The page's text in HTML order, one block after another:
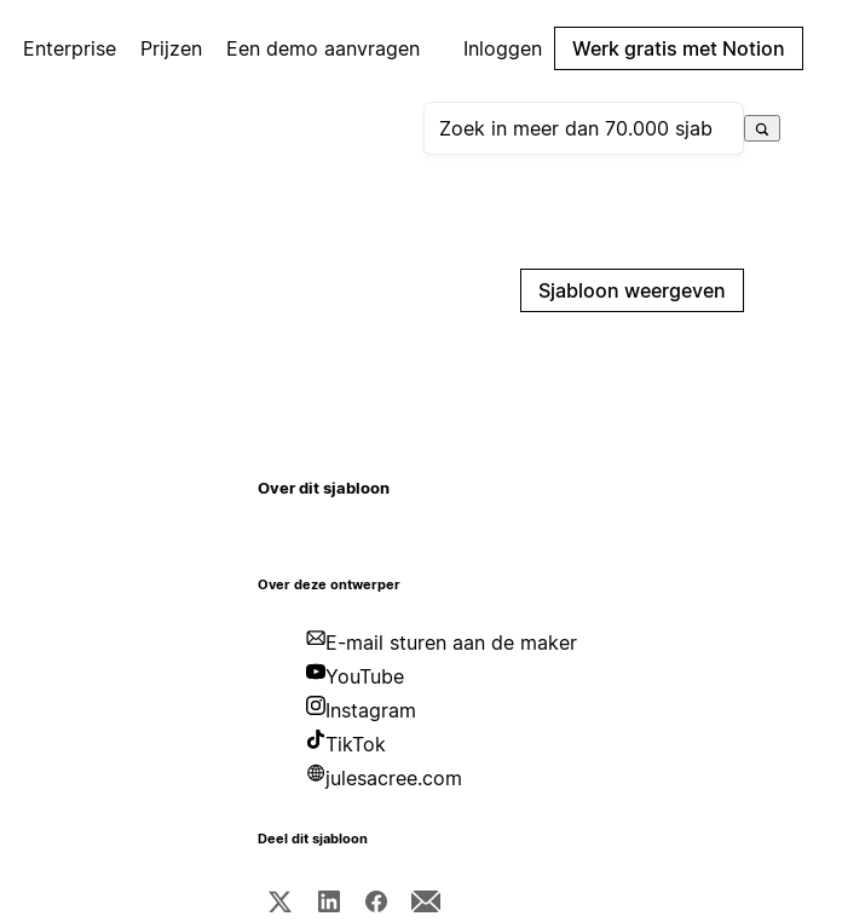
Enterprise Prijzen Een demo aanvragen Inloggen Werk gratis met Notion
Sjabloon weergeven
Over dit sjabloon
Over deze ontwerper
E-mail sturen aan de maker
YouTube
Instagram
TikTok
julesacree.com
Deel dit sjabloon